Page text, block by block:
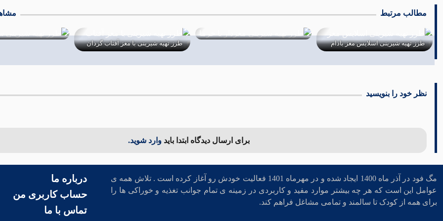
مطالب مرتبط
طرز تهیه شیرینی مغزدار با خرما طرز تهیه شیرینی سپهسالاری
نظر خود را بنویسید
برای ارسال دیدگاه ابتدا باید وارد شوید.
مگ فود در آذر ماه 1400 ایجاد شده و در مهرماه 1401 فعالیت خودش رو آغاز کرده است . تلاش همه ی
عوامل این است که هر چه بیشتر موارد مفید و کاربردی در زمینه ی تمام جوانب تغذیه و خوراکی ها را
برای همه از کودک تا سالمند و تمامی مشاغل فراهم کند.
درباره ما
حساب کاربری من
تماس با ما